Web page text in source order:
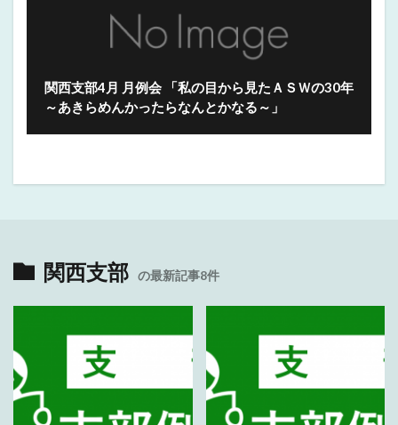
関西支部4月 月例会 「私の目から見たＡＳＷの30年
～あきらめんかったらなんとかなる～」
関西支部 の最新記事8件